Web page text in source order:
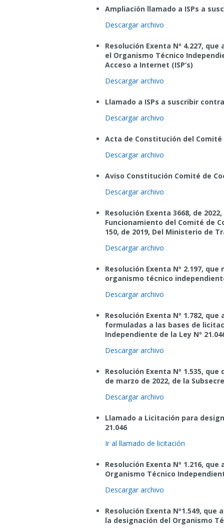
Ampliación llamado a ISPs a
Descargar archivo
Resolución Exenta Nº 4.227,
el Organismo Técnico
Acceso a Internet (ISP’s)
Descargar archivo
Llamado a ISPs a suscribir
Descargar archivo
Acta de Constitución del
Descargar archivo
Aviso Constitución Comité de
Descargar archivo
Resolución Exenta 3668, de
Funcionamiento del Comité de
150, de 2019, Del Ministerio de
Descargar archivo
Resolución Exenta Nº 2.197,
organismo técnico
Descargar archivo
Resolución Exenta Nº 1.782,
formuladas a las bases de
Independiente de la Ley Nº
Descargar archivo
Resolución Exenta Nº 1.535,
de marzo de 2022, de la
Descargar archivo
Llamado a Licitación para
21.046
Ir al llamado de licitación
Resolución Exenta Nº 1.216,
Organismo Técnico
Descargar archivo
Resolución Exenta Nº1.549,
la designación del Organismo